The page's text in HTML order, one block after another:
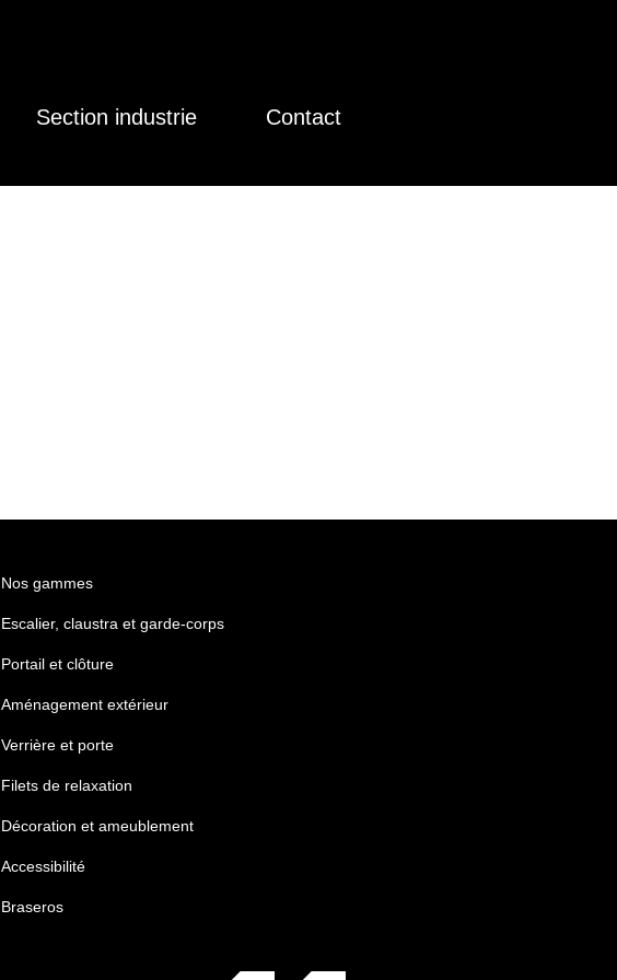
Section industrie Contact
Nos gammes
Escalier, claustra et garde-corps
Portail et clôture
Aménagement extérieur
Verrière et porte
Filets de relaxation
Décoration et ameublement
Accessibilité
Braseros